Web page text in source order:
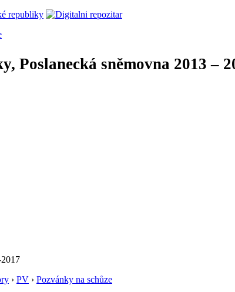
Poslanecká sněmovna 2013 –
› PV › Pozvánky na schůze